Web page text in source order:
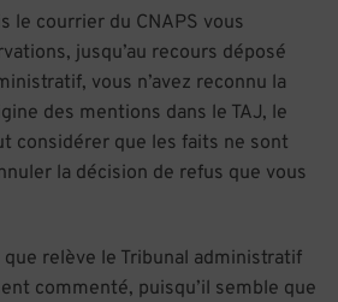
le courrier du CNAPS vous
jusqu’au recours déposé
vous n’avez reconnu la
des mentions dans le TAJ, le
considérer que les faits ne sont
la décision de refus que vous
que relève le Tribunal administratif
commenté, puisqu’il semble que